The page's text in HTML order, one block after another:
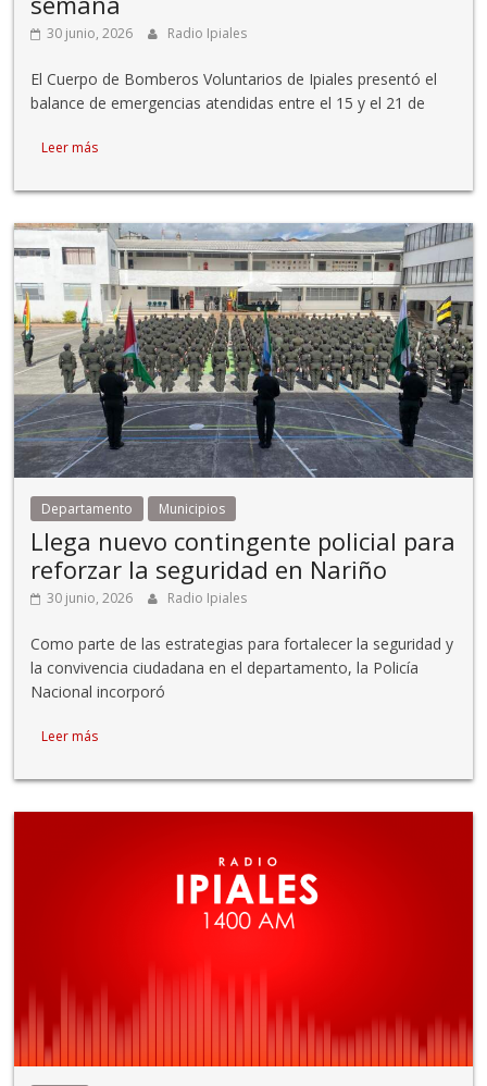
30 junio, 2026 Radio Ipiales
El Cuerpo de Bomberos Voluntarios de Ipiales presentó el
balance de emergencias atendidas entre el 15 y el 21 de
Leer más
Departamento Municipios
Llega nuevo contingente policial para
reforzar la seguridad en Nariño
30 junio, 2026 Radio Ipiales
Como parte de las estrategias para fortalecer la seguridad y
la convivencia ciudadana en el departamento, la Policía
Nacional incorporó
Leer más